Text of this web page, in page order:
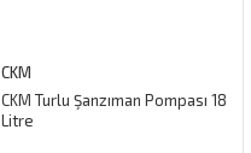
CKM
CKM Turlu Şanzıman Pompası 18
Litre